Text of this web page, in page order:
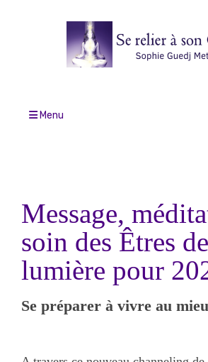
Menu
Message,
soin des Êtres de
lumière pour
Se préparer à vivre au